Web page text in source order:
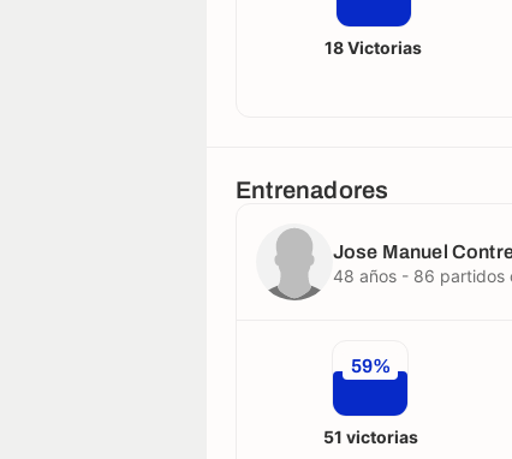
18 Victorias
Entrenadores
Jose Manuel
48 años - 86 partidos
59%
51 victorias